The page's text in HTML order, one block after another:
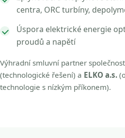
centra, ORC turbíny,
Úspora elektrické energie
proudů a napětí
Výhradní smluvní partner
(technologické řešení) a ELKO a.s.
technologie s nízkým příkonem).